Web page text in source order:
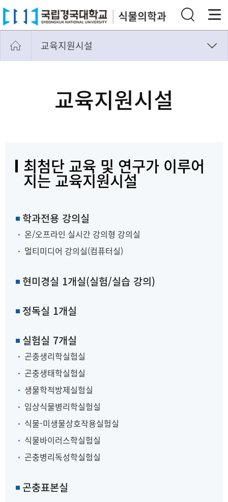
교육지원시설
고타야, 바이오블리츠
교육지원시설
최첨단 교육 및 연구가 이루어
지는 교육지원시설
학과전용 강의실
온/오프라인 실시간 강의형 강의실
멀티미디어 강의실(컴퓨터실)
현미경실 1개실(실험/실습 강의)
정독실 1개실
실험실 7개실
곤충생리학실험실
곤충생태학실험실
생물학적방제실험실
임상식물병리학실험실
식물-미생물상호작용실험실
식물바이러스학실험실
곤충병리독성학실험실
곤충표본실